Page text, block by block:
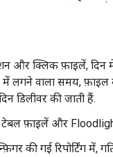
और क्लिक फ़ाइलें, दिन
में लगने वाला समय,
डिलीवर की जाती हैं.
फ़ाइलें और Floodlight
की गई रिपोर्टिंग